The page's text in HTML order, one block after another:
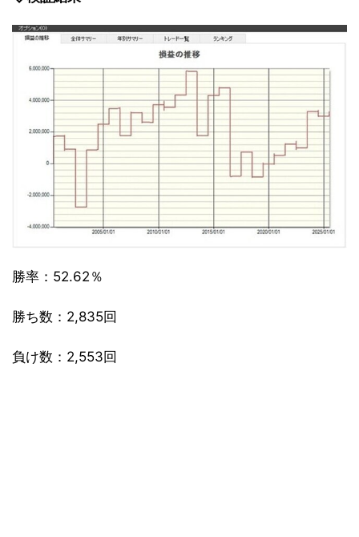
勝率：52.62％
勝ち数：2,835回
負け数：2,553回